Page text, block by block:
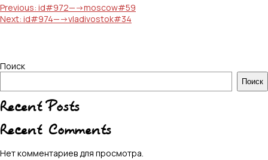
Навигация
по
Previous: id#972—->moscow#59
Next: id#974—->vladivostok#34
Поиск
Поиск
Recent Posts
Recent Comments
Нет комментариев для просмотра.